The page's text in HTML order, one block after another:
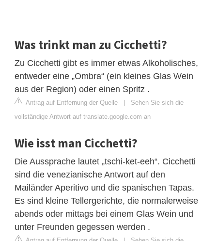
Was trinkt man zu Cicchetti?
Zu Cicchetti gibt es immer etwas Alkoholisches,
entweder eine „Ombra“ (ein kleines Glas Wein
aus der Region) oder einen Spritz .
Antrag auf Entfernung der Quelle | Sehen Sie sich die
vollständige Antwort auf translate.google.com an
Wie isst man Cicchetti?
Die Aussprache lautet „tschi-ket-eeh“. Cicchetti
sind die venezianische Antwort auf den
Mailänder Aperitivo und die spanischen Tapas.
Es sind kleine Tellergerichte, die normalerweise
abends oder mittags bei einem Glas Wein und
unter Freunden gegessen werden .